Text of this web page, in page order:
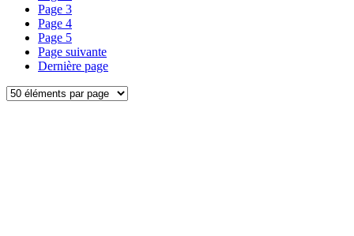
Page 3
Page 4
Page 5
Page suivante
Dernière page